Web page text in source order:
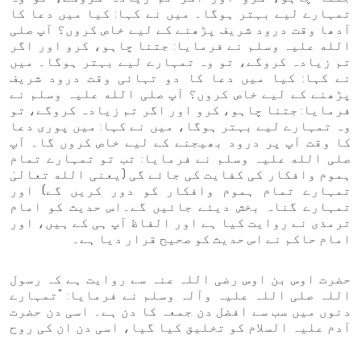
تمہارے لیے بہتر ہوگا۔ میں نے کہا: کیا میں دعا کا
آدھا وقت درود شریف پڑھنے کے لیے خاص کروں؟ آپ صلی
الله علیہ وسلم نے فرمایا: جتنا چاہو، کرو اور اگر
تم زیادہ کروگے، تو وہ تمہارے لیے بہتر ہوگا۔ میں
نے کہا: کیا میں دعا کا دو تہائی وقت درود شریف
پڑھنے کے لیے خاص کروں؟ آپ صلی الله علیہ وسلم نے
فرمایا: جتنا چاہو، کرو اور اگر تم زیادہ کروگے، تو
وہ تمہارے لیے بہتر ہوگا، میں نے کہا: میں پوری دعا
کا وقت آپ پر درود بھیجنے کے لیے خاص کروں گا۔ آپ
صلی الله علیہ وسلم نے فرمایا: تب تو تمہارے تمام
ہموم وافکار کی کفایت کی جائے گی (یعنی الله تعالیٰ
تمہارے تمام ہموم وافکار کو دور کریں گے) اور
تمہارے گناہ بخش دیئے جائیں گے۔اس حدیث کو امام
ترمذی نے روایت کیا ہے اور الفاظ آپ ہی کے ہیں، اور
امام حاکم نے اس حدیث کو صحیح قرار دیا ہے۔
حضرت اوس بن اوس رضی اللہ عنہ سے روایت ہے کہ رسول
اللہ صلی اللہ علیہ وآلہ وسلم نے فرمایا: "تمہارے
دنوں میں سب سے افضل دن جمعہ کا دن ہے۔ اسی دن حضرت
آدم علیہ السلام کو تخلیق کیا گیا، اسی دن ان کی روح